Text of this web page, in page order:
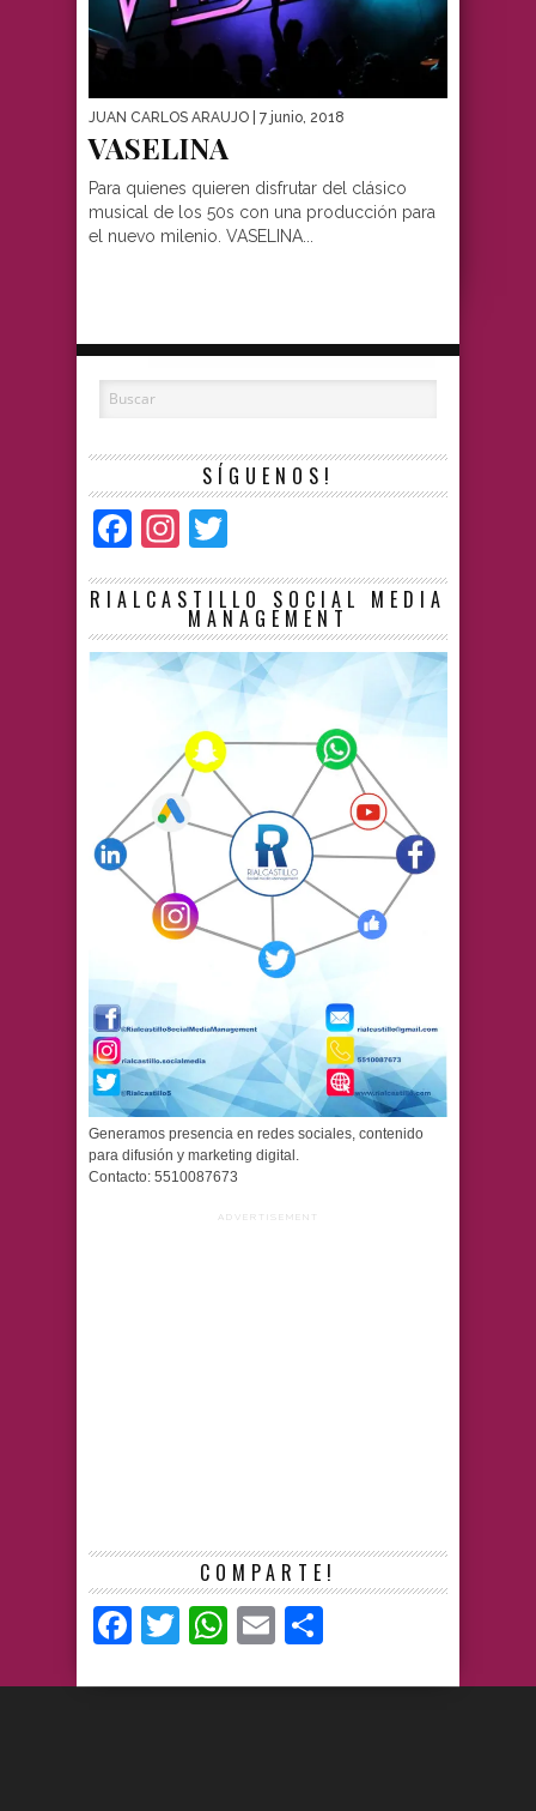
JUAN CARLOS ARAUJO | 7 junio, 2018
VASELINA
Para quienes quieren disfrutar del clásico
musical de los 50s con una producción para
el nuevo milenio. VASELINA...
SÍGUENOS!
Facebook
Instagram
RIALCASTILLO SOCIAL MEDIA
MANAGEMENT
Generamos presencia en redes sociales, contenido
para difusión y marketing digital.
Contacto: 5510087673
ADVERTISEMENT
COMPARTE!
Facebook
TwitterWhatsApp
Email